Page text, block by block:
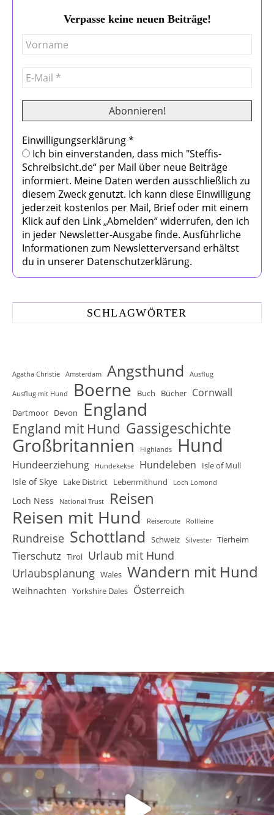
Verpasse keine neuen Beiträge!
Einwilligungserklärung*
Ich bin einverstanden, dass mich "Steffis-
Schreibsicht.de“ per Mail über neue Beiträge
informiert. Meine Daten werden ausschließlich zu
diesem Zweck genutzt. Ich kann diese Einwilligung
jederzeit kostenlos per Mail, Brief oder mit einem
Klick auf den Link „Abmelden“ widerrufen, den ich
in jeder Newsletter-Ausgabe finde. Ausführliche
Informationen zum Newsletterversand erhältst
du in unserer Datenschutzerklärung.
SCHLAGWÖRTER
Agatha Christie Amsterdam Angsthund Ausflug
Ausflug mit Hund Boerne Buch Bücher Cornwall
Dartmoor Devon England
England mit Hund Gassigeschichte
Großbritannien Highlands Hund
Hundeerziehung Hundekekse Hundeleben Isle of Mull
Isle of Skye Lake District Lebenmithund Loch Lomond
Loch Ness National Trust Reisen
Reisen mit Hund Reiseroute Rollleine
Rundreise Schottland Schweiz Silvester Tierheim
Tierschutz Tirol Urlaub mit Hund
Urlaubsplanung Wales Wandern mit Hund
Weihnachten Yorkshire Dales Österreich